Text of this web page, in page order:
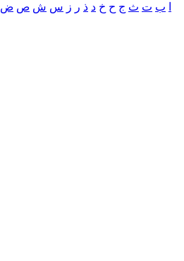
ب ت ث ج ح خ د ذ ر ز س ش ص ض